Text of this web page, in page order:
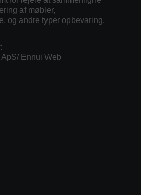
af møbler,
og andre typer opbevaring.
Ennui Web